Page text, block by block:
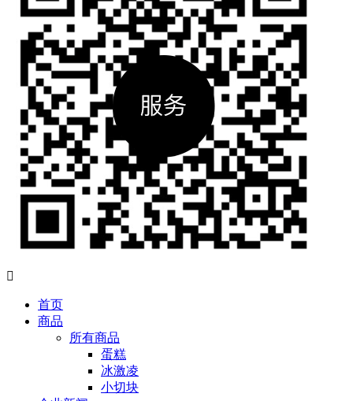

首页
商品
所有商品
蛋糕
冰激凌
小切块